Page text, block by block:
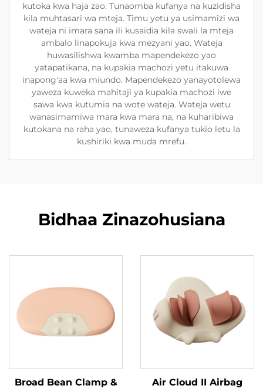
kutoka kwa haja zao. Tunaomba kufanya na kuzidisha
kila muhtasari wa mteja. Timu yetu ya usimamizi wa
wateja ni imara sana ili kusaidia kila swali la mteja
ambalo linapokuja kwa mezyani yao. Wateja
huwasilishwa kwamba mapendekezo yao
yatapatikana, na kupakia machozi yetu itakuwa
inapong'aa kwa miundo. Mapendekezo yanayotolewa
yaweza kuweka mahitaji ya kupakia machozi iwe
sawa kwa kutumia na wote wateja. Wateja wetu
wanasimamiwa mara kwa mara na, na kuharibiwa
kutokana na raha yao, tunaweza kufanya tukio letu la
kushiriki kwa muda mrefu.
Bidhaa Zinazohusiana
Broad Bean Clamp &
Air Cloud II Airbag